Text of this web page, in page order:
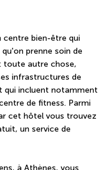
centre bien-être qui
prenne soin de
toute autre chose,
infrastructures de
qui incluent notamment
de fitness. Parmi
cet hôtel vous trouvez
un service de
à Athènes, vous